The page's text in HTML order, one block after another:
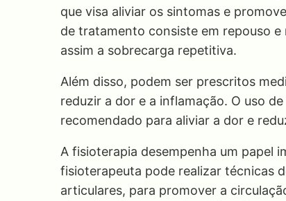
que visa aliviar os sintomas e
de tratamento consiste em repouso
assim a sobrecarga repetitiva.
Além disso, podem ser prescritos
reduzir a dor e a inflamação. O uso
recomendado para aliviar a dor e
A fisioterapia desempenha um papel
fisioterapeuta pode realizar técnicas
articulares, para promover a